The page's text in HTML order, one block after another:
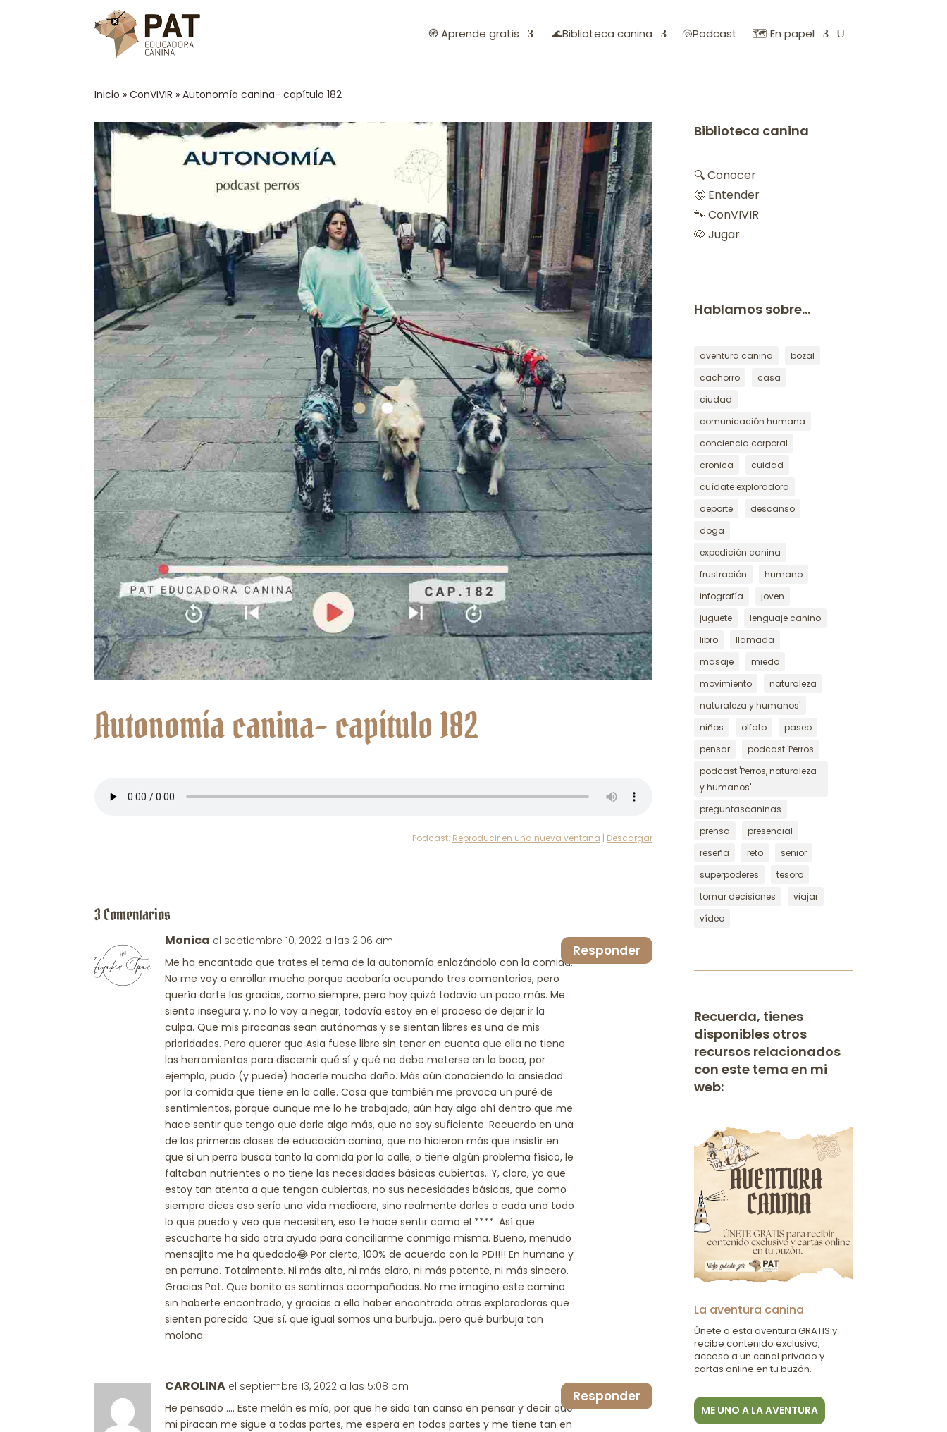
🧭 Aprende gratis 🌊Biblioteca canina 🐚Podcast 🗺️ En papel
Inicio »ConVIVIR »Autonomía canina- capítulo 182
Autonomía canina- capítulo 182
Podcast: Reproducir en una nueva ventana Descargar
3 Comentarios
Monica el septiembre 10, 2022 a las 2:06 am
Me ha encantado que trates el tema de la autonomía enlazándolo con la comida.
No me voy a enrollar mucho porque acabaría ocupando tres comentarios, pero
quería darte las gracias, como siempre, pero hoy quizá todavía un poco más. Me
siento insegura y, no lo voy a negar, todavía estoy en el proceso de dejar ir la
culpa. Que mis piracanas sean autónomas y se sientan libres es una de mis
prioridades. Pero querer que Asia fuese libre sin tener en cuenta que ella no tiene
las herramientas para discernir qué sí y qué no debe meterse en la boca, por
ejemplo, pudo (y puede) hacerle mucho daño. Más aún conociendo la ansiedad
por la comida que tiene en la calle. Cosa que también me provoca un puré de
sentimientos, porque aunque me lo he trabajado, aún hay algo ahí dentro que me
hace sentir que tengo que darle algo más, que no soy suficiente. Recuerdo en una
de las primeras clases de educación canina, que no hicieron más que insistir en
que si un perro busca tanto la comida por la calle, o tiene algún problema físico, le
faltaban nutrientes o no tiene las necesidades básicas cubiertas…Y, claro, yo que
estoy tan atenta a que tengan cubiertas, no sus necesidades básicas, que como
siempre dices eso sería una vida mediocre, sino realmente darles a cada una todo
lo que puedo y veo que necesiten, eso te hace sentir como el ****. Así que
escucharte ha sido otra ayuda para conciliarme conmigo misma. Bueno, menudo
mensajito me ha quedado😂 Por cierto, 100% de acuerdo con la PD!!!! En humano y
en perruno. Totalmente. Ni más alto, ni más claro, ni más potente, ni más sincero.
Gracias Pat. Que bonito es sentirnos acompañadas. No me imagino este camino
sin haberte encontrado, y gracias a ello haber encontrado otras exploradoras que
sienten parecido. Que sí, que igual somos una burbuja…pero qué burbuja tan
molona.
Responder
CAROLINA el septiembre 13, 2022 a las 5:08 pm
He pensado …. Este melón es mío, por que he sido tan cansa en pensar y decir que
mi piracan me sigue a todas partes, me espera en todas partes y me tiene tan en
Responder
Biblioteca canina
🔍 Conocer
🤔 Entender
🐾 ConVIVIR
🐶 Jugar
Hablamos sobre…
aventura canina
bozal
cachorro
casa
ciudad
comunicación humana
conciencia corporal
cronica
cuidad
cuídate exploradora
deporte
descanso
doga
expedición canina
frustración
humano
infografía
joven
juguete
lenguaje canino
libro
llamada
masaje
miedo
movimiento
naturaleza
naturaleza y humanos'
niños
olfato
paseo
pensar
podcast 'Perros
podcast 'Perros, naturaleza
y humanos'
preguntascaninas
prensa
presencial
reseña
reto
senior
superpoderes
tesoro
tomar decisiones
viajar
vídeo
Recuerda, tienes
disponibles otros
recursos relacionados
con este tema en mi
web:
La aventura canina
Únete a esta aventura GRATIS y
recibe contenido exclusivo,
acceso a un canal privado y
cartas online en tu buzón.
ME UNO A LA AVENTURA